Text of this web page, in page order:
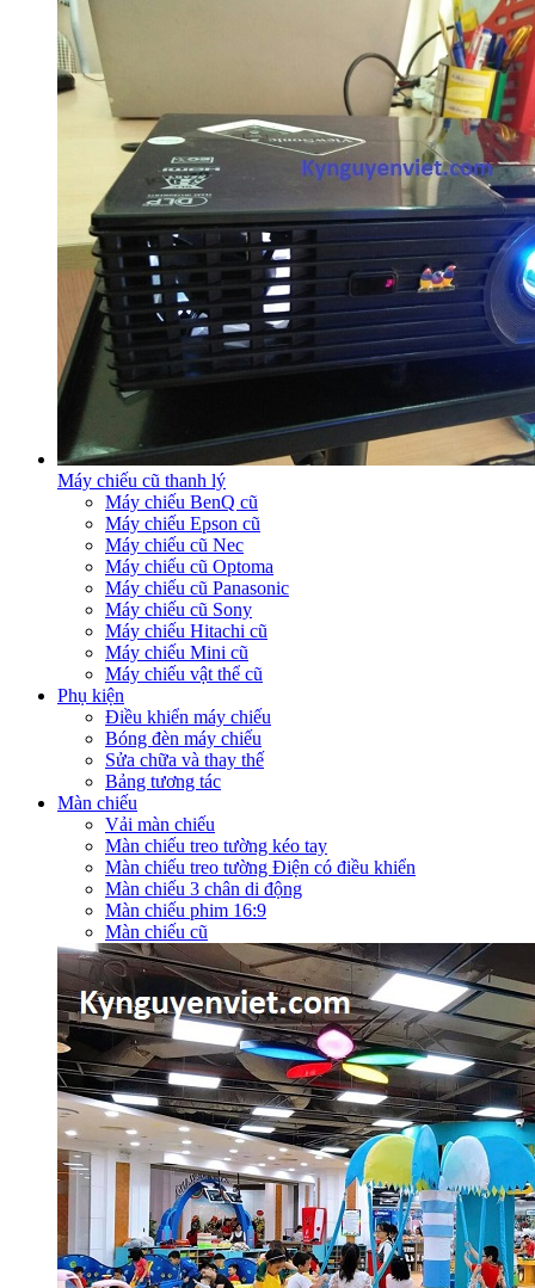
Máy chiếu cũ thanh lý
Máy chiếu BenQ cũ
Máy chiếu Epson cũ
Máy chiếu cũ Nec
Máy chiếu cũ Optoma
Máy chiếu cũ Panasonic
Máy chiếu cũ Sony
Máy chiếu Hitachi cũ
Máy chiếu Mini cũ
Máy chiếu vật thể cũ
Phụ kiện
Điều khiển máy chiếu
Bóng đèn máy chiếu
Sửa chữa và thay thế
Bảng tương tác
Màn chiếu
Vải màn chiếu
Màn chiếu treo tường kéo tay
Màn chiếu treo tường Điện có điều khiển
Màn chiếu 3 chân di động
Màn chiếu phim 16:9
Màn chiếu cũ